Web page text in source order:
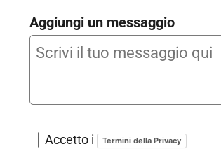
Aggiungi un messaggio
Accetto i Termini della Privacy